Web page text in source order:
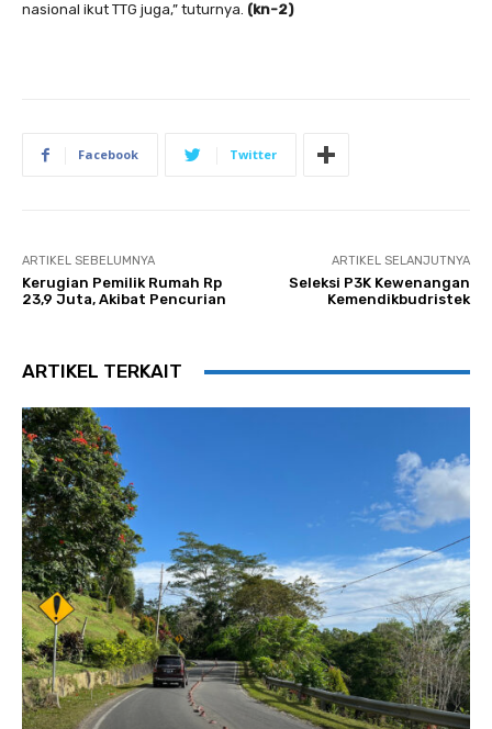
nasional ikut TTG juga,” tuturnya. (kn-2)
Facebook Twitter
ARTIKEL SEBELUMNYA
Kerugian Pemilik Rumah Rp
23,9 Juta, Akibat Pencurian
ARTIKEL SELANJUTNYA
Seleksi P3K Kewenangan
Kemendikbudristek
ARTIKEL TERKAIT